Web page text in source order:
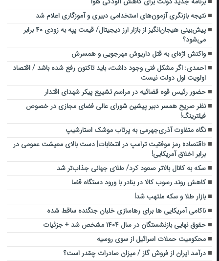
نتیجه بازنگری آزمون‌های استخدامی دبیری و آموزگاری اعلام شد
پیش‌بینی هیجان‌انگیز از بازار ارز دیجیتال/ قیمت پپه به زودی ۴۰ برابر
می‌شود؟
واکنش اژه‌ای به قتل داریوش مهرجویی و همسرش
احمدی: اگر مشکل فنی وجود داشت، باید تاکنون رفع شده باشد / اقتصاد
اولویت اول دولت نیست
حضور رئیس قوه قضائیه در مراسم تشییع پیکر شهدای اقتدار
نظر صریح همسر دبیر پیشین شورای عالی فضای مجازی در خصوص
فیلترینگ!
نگاه متفاوت آذری‌جهرمی به پرتاب موشک استارشیپ
«اقتصاد» رمز موفقیت ترامپ در انتخابات| دست بالای معیشت عمومی در
برابر اخلاق آمریکایی!
سکه به کانال بالاتر صعود کرد/ طلای جهانی جذاب‌تر شد
کاهش روند رسوب کالا در بنادر با ورود دستگاه قضا
بازار طلا و سکه ملتهب شد!
ناکامی آمریکایی ها برای رهاسازی خلبان جنگنده ساقط شده‌
حقوق نهایی بازنشستگان در سال ۱۴۰۴ مشخص شد + جزئیات
محکومیت حملات اسرائیل از سوی روسیه
درآمد ایران از فروش گاز / میزان صادرات چقدر است؟